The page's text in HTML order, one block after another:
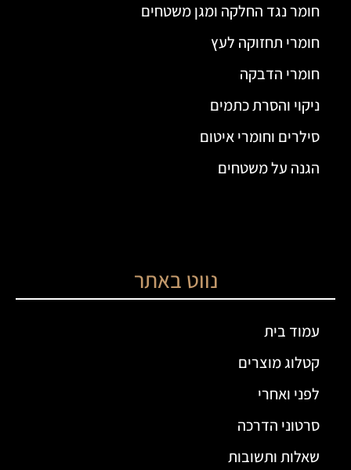
חומר נגד החלקה ומגן משטחים
חומרי תחזוקה לעץ
חומרי הדבקה
ניקוי והסרת כתמים
סילרים וחומרי איטום
הגנה על משטחים
נווט באתר
עמוד בית
קטלוג מוצרים
לפני ואחרי
סרטוני הדרכה
שאלות ותשובות